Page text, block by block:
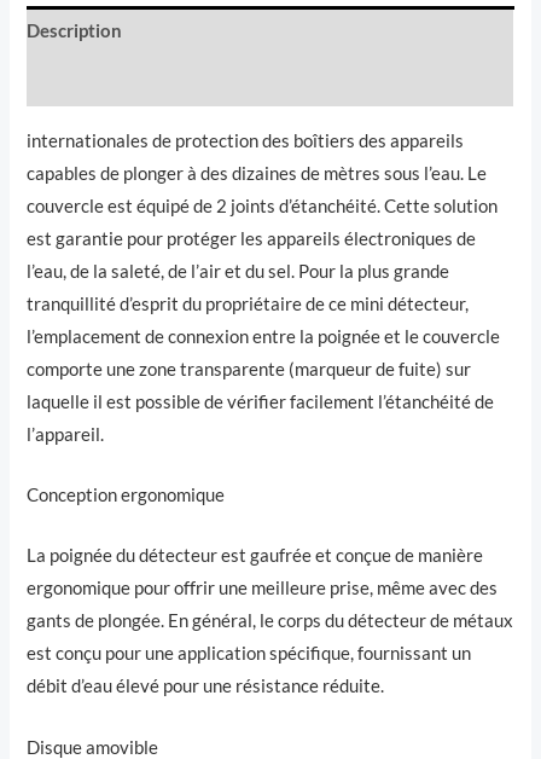
PRO
+STP20
Description
internationales de protection des boîtiers des appareils
capables de plonger à des dizaines de mètres sous l’eau. Le
couvercle est équipé de 2 joints d’étanchéité. Cette solution
est garantie pour protéger les appareils électroniques de
l’eau, de la saleté, de l’air et du sel. Pour la plus grande
tranquillité d’esprit du propriétaire de ce mini détecteur,
l’emplacement de connexion entre la poignée et le couvercle
comporte une zone transparente (marqueur de fuite) sur
laquelle il est possible de vérifier facilement l’étanchéité de
l’appareil.
Conception ergonomique
La poignée du détecteur est gaufrée et conçue de manière
ergonomique pour offrir une meilleure prise, même avec des
gants de plongée. En général, le corps du détecteur de métaux
est conçu pour une application spécifique, fournissant un
débit d’eau élevé pour une résistance réduite.
Disque amovible